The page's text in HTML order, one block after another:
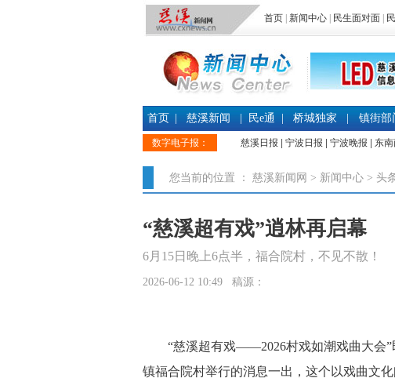
首页 新闻中心 民生面对面
首页 慈溪新闻 民e通 桥城独家 镇街部
数字电子报： 慈溪日报 宁波日报 宁波晚报 东
您当前的位置 ： 慈溪新闻网 > 新闻中心 > 头
“慈溪超有戏”逍林再启幕
6月15日晚上6点半，福合院村，不见不散！
2026-06-12 10:49 稿源：
“慈溪超有戏——2026村戏如潮戏曲大会”
镇福合院村举行的消息一出，这个以戏曲文